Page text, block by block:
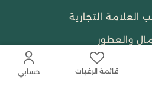
قائمة الرغبات حسابي
التجارية
والعطور
العبادة